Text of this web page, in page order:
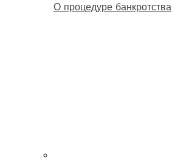
О процедуре банкротства